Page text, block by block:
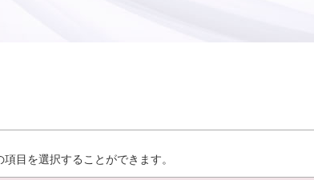
目を選択することができます。